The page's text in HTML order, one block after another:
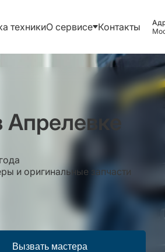
техникиО сервисе Контакты
и оригинальные запчасти
Вызвать мастера